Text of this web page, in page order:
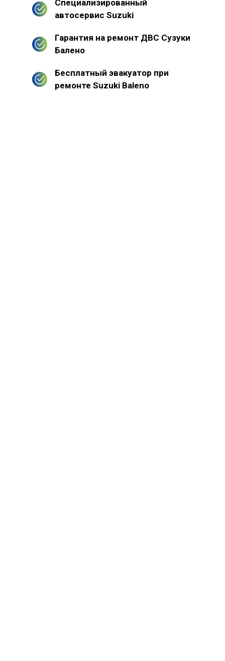
Специализированный
автосервис Suzuki
Гарантия на ремонт ДВС Сузуки
Балено
Бесплатный эвакуатор при
ремонте Suzuki Baleno